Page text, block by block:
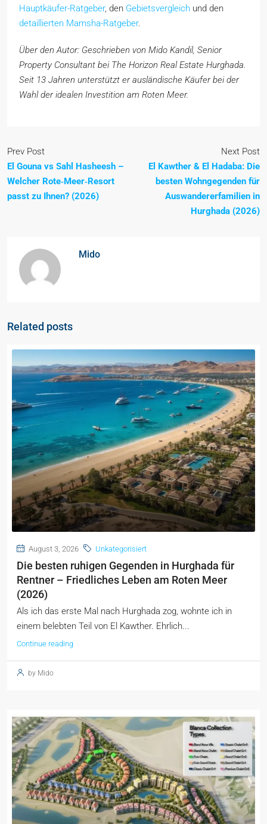
Hauptkäufer-Ratgeber, den Gebietsvergleich und den
detaillierten Mamsha-Ratgeber.
Über den Autor: Geschrieben von Mido Kandil, Senior
Property Consultant bei The Horizon Real Estate Hurghada.
Seit 13 Jahren unterstützt er ausländische Käufer bei der
Wahl der idealen Investition am Roten Meer.
Prev Post
El Gouna vs Sahl Hasheesh –
Welcher Rote‑Meer‑Resort
passt zu Ihnen? (2026)
Next Post
El Kawther & El Hadaba: Die
besten Wohngegenden für
Auswandererfamilien in
Hurghada (2026)
Mido
Related posts
August 3, 2026 Unkategorisiert
Die besten ruhigen Gegenden in Hurghada für
Rentner – Friedliches Leben am Roten Meer
(2026)
Als ich das erste Mal nach Hurghada zog, wohnte ich in
einem belebten Teil von El Kawther. Ehrlich...
Continue reading
by Mido